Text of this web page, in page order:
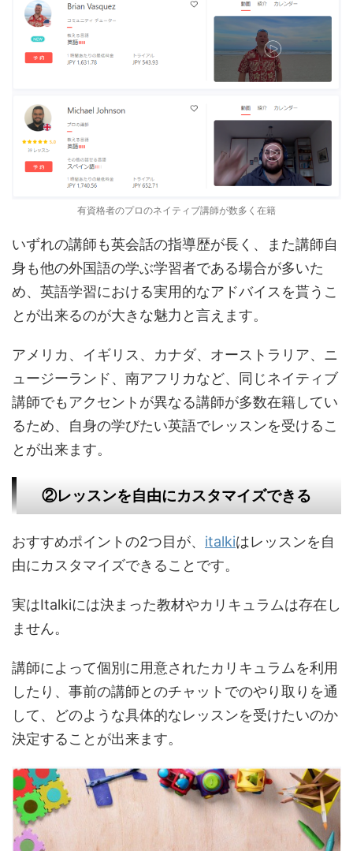
有資格者のプロのネイティブ講師が数多く在籍
いずれの講師も英会話の指導歴が長く、また講師自
身も他の外国語の学ぶ学習者である場合が多いた
め、英語学習における実用的なアドバイスを貰うこ
とが出来るのが大きな魅力と言えます。
アメリカ、イギリス、カナダ、オーストラリア、ニ
ュージーランド、南アフリカなど、同じネイティブ
講師でもアクセントが異なる講師が多数在籍してい
るため、自身の学びたい英語でレッスンを受けるこ
とが出来ます。
②レッスンを自由にカスタマイズできる
おすすめポイントの2つ目が、 italkiはレッスンを自
由にカスタマイズできることです。
実はItalkiには決まった教材やカリキュラムは存在し
ません。
講師によって個別に用意されたカリキュラムを利用
したり、事前の講師とのチャットでのやり取りを通
して、どのような具体的なレッスンを受けたいのか
決定することが出来ます。